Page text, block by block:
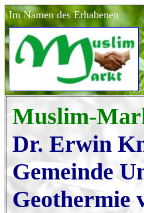
Im Namen des Erhabenen
Muslim-
Dr. Erwin
Gemeinde
Geothermie